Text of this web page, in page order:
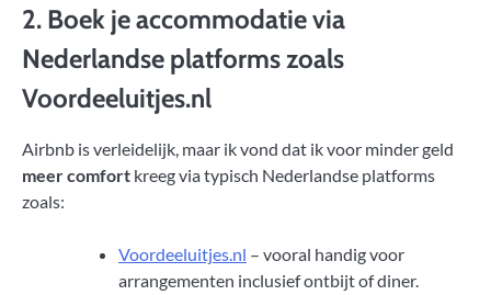
2. Boek je accommodatie via
Nederlandse platforms zoals
Voordeeluitjes.nl
Airbnb is verleidelijk, maar ik vond dat ik voor minder geld
meer comfort kreeg via typisch Nederlandse platforms
zoals:
Voordeeluitjes.nl – vooral handig voor
arrangementen inclusief ontbijt of diner.